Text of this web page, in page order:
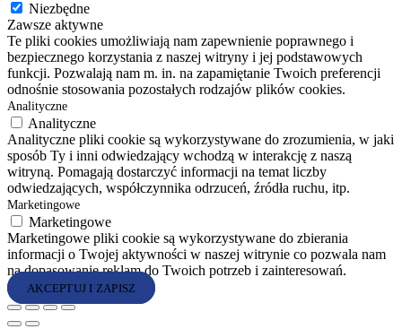
Niezbędne
Zawsze aktywne
Te pliki cookies umożliwiają nam zapewnienie poprawnego i
bezpiecznego korzystania z naszej witryny i jej podstawowych
funkcji. Pozwalają nam m. in. na zapamiętanie Twoich preferencji
odnośnie stosowania pozostałych rodzajów plików cookies.
Analityczne
Analityczne
Analityczne pliki cookie są wykorzystywane do zrozumienia, w jaki
sposób Ty i inni odwiedzający wchodzą w interakcję z naszą
witryną. Pomagają dostarczyć informacji na temat liczby
odwiedzających, współczynnika odrzuceń, źródła ruchu, itp.
Marketingowe
Marketingowe
Marketingowe pliki cookie są wykorzystywane do zbierania
informacji o Twojej aktywności w naszej witrynie co pozwala nam
na dopasowanie reklam do Twoich potrzeb i zainteresowań.
AKCEPTUJ I ZAPISZ